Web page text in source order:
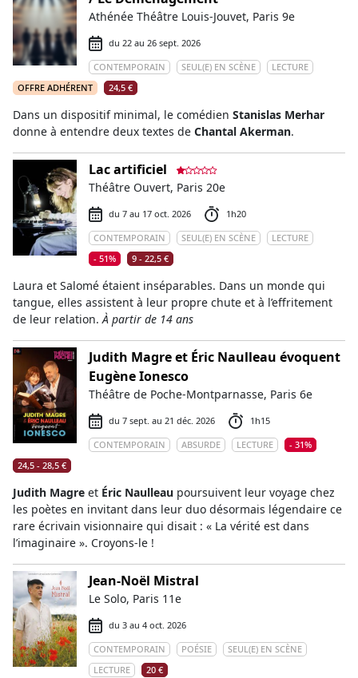
Athénée Théâtre Louis-Jouvet, Paris 9e
du 22 au 26 sept. 2026
CONTEMPORAIN
SEUL(E) EN SCÈNE
LECTURE
OFFRE ADHÉRENT
24,5 €
Dans un dispositif minimal, le comédien Stanislas Merhar
donne à entendre deux textes de Chantal Akerman.
Lac artificiel
Théâtre Ouvert, Paris 20e
du 7 au 17 oct. 2026
1h20
CONTEMPORAIN
SEUL(E) EN SCÈNE
LECTURE
- 51%
9 - 22,5 €
Laura et Salomé étaient inséparables. Dans un monde qui
tangue, elles assistent à leur propre chute et à l’effritement
de leur relation.À partir de 14 ans
Judith Magre et Éric Naulleau évoquent
Eugène Ionesco
Théâtre de Poche-Montparnasse, Paris 6e
du 7 sept. au 21 déc. 2026
1h15
CONTEMPORAIN
ABSURDE LECTURE
- 31%
24,5 - 28,5 €
Judith Magre et Éric Naulleau poursuivent leur voyage chez
les poètes en invitant dans leur duo désormais légendaire ce
rare écrivain visionnaire qui disait : « La vérité est dans
l’imaginaire ». Croyons-le !
Jean-Noël Mistral
Le Solo, Paris 11e
du 3 au 4 oct. 2026
CONTEMPORAIN
POÉSIE
SEUL(E) EN SCÈNE
LECTURE
20 €